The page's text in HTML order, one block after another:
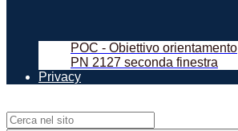
POC - Obiettivo orientamento
PN 2127 seconda finestra
Privacy